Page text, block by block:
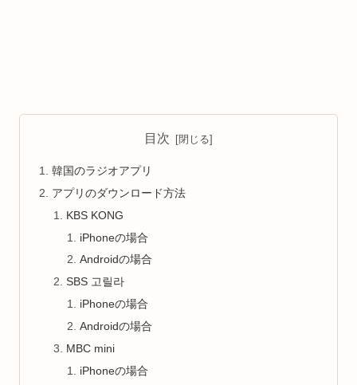
目次
韓国のラジオアプリ
アプリのダウンロード方法
KBS KONG
iPhoneの場合
Androidの場合
SBS 고릴라
iPhoneの場合
Androidの場合
MBC mini
iPhoneの場合